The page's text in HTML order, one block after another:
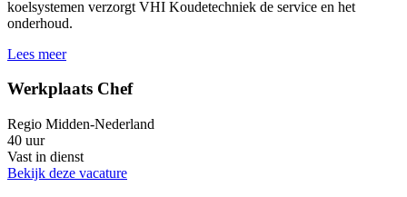
koelsystemen verzorgt VHI Koudetechniek de service en het
onderhoud.
Lees meer
Werkplaats Chef
Regio Midden-Nederland
40 uur
Vast in dienst
Bekijk deze vacature